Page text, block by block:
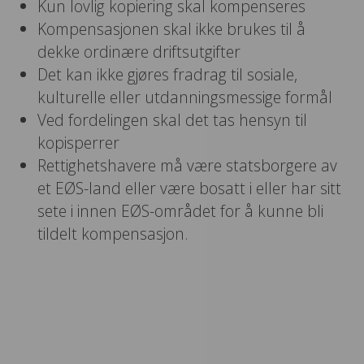
Kun lovlig kopiering skal kompenseres
Kompensasjonen skal ikke brukes til å
dekke ordinære driftsutgifter
Det kan ikke gjøres fradrag til sosiale,
kulturelle eller utdanningsmessige formål
Ved fordelingen skal det tas hensyn til
kopisperrer
Rettighetshavere må være statsborgere av
et EØS-land eller være bosatt i eller har sitt
sete i innen EØS-området for å kunne bli
tildelt kompensasjon.